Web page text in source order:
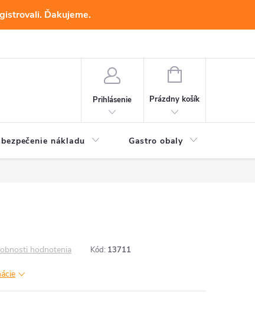
Ďakujeme.
Prihlásenie
NÁKUPNÝ
Prázdny košík
nákladu Gastro obaly
hodnotenia Kód: 13711